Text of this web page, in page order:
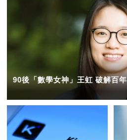
90後「數學女神」王虹 破解百